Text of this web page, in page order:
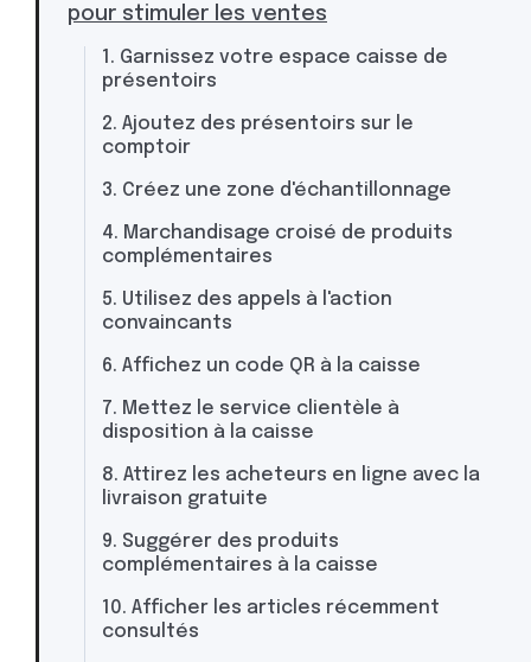
pour stimuler les ventes
1. Garnissez votre espace caisse de
présentoirs
2. Ajoutez des présentoirs sur le
comptoir
3. Créez une zone d'échantillonnage
4. Marchandisage croisé de produits
complémentaires
5. Utilisez des appels à l'action
convaincants
6. Affichez un code QR à la caisse
7. Mettez le service clientèle à
disposition à la caisse
8. Attirez les acheteurs en ligne avec la
livraison gratuite
9. Suggérer des produits
complémentaires à la caisse
10. Afficher les articles récemment
consultés